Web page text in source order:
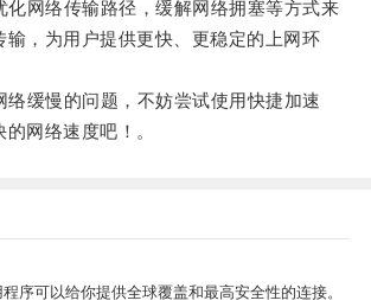
网络传输路径，缓解网络拥塞等方式来
输，为用户提供更快、更稳定的上网环
缓慢的问题，不妨尝试使用快捷加速
网络速度吧！。
序可以给你提供全球覆盖和最高安全性的连接。